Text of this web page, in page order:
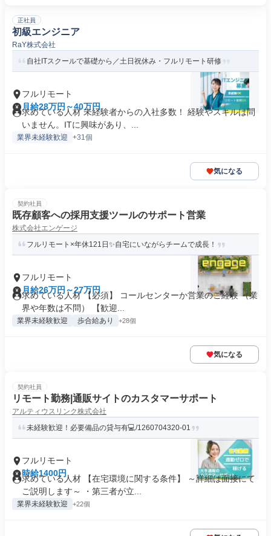
正社員
初級エンジニア
RaY株式会社
自社ITスクールで基礎から／土日祝休み・フルリモート研修
フルリモート
月給28万円～40万円
求めている人材 未経験者からの入社多数！ 経験やスキルは問
いません。ITに興味があり、...
業界未経験歓迎 +31個
気になる
契約社員
既存顧客への採用支援ツールのサポート営業
株式会社エンゲージ
フルリモート×年休121日✨自宅にいながらチームで成長！
フルリモート
月給26万円～27万円
求めている人材 【必須】 コールセンターか営業のご経験 （業
界や年数は不問） 【歓迎...
業界未経験歓迎 歩合給あり +28個
気になる
契約社員
リモート勤務|通販サイトのカスタマーサポート
アルティウスリンク株式会社
未経験歓迎！必要備品の貸与有💻/1260704320-01
フルリモート
時給1400円
求めている人材 【在宅環境に関する条件】 ～詳細は面接にて
ご説明します～ ・第三者が立...
業界未経験歓迎 +22個